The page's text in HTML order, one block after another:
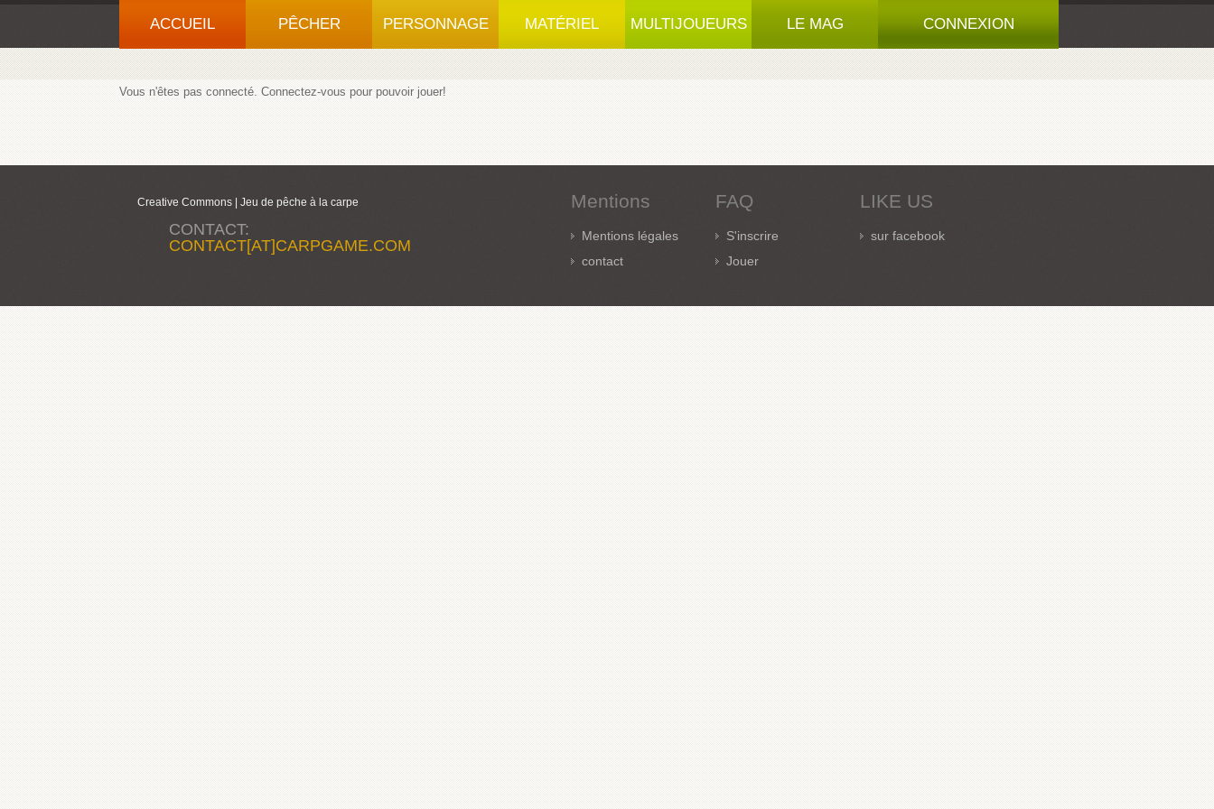
ACCUEIL PÊCHER PERSONNAGE MATÉRIEL MULTIJOUEURS LE MAG CONNEXION
Vous n'êtes pas connecté.Connectez-vouspour pouvoir jouer!
Creative Commons | Jeu de pêche à la carpe
CONTACT:
CONTACT[AT]CARPGAME.COM
Mentions
Mentions légales
contact
FAQ
S'inscrire
Jouer
LIKE US
sur facebook